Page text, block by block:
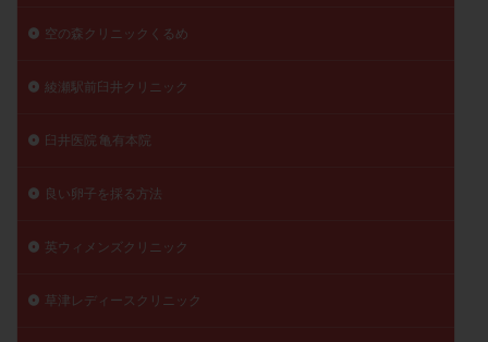
空の森クリニックくるめ
綾瀬駅前臼井クリニック
臼井医院 亀有本院
良い卵子を採る方法
英ウィメンズクリニック
草津レディースクリニック